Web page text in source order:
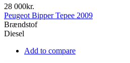
28 000kr.
Peugeot Bipper Tepee 2009
Brændstof
Diesel
Add to compare